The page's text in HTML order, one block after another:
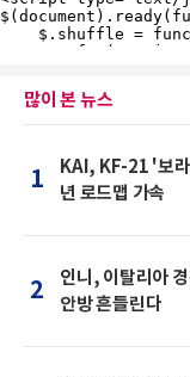
많이 본 뉴스
1
KAI, KF-21 '보
년 로드맵 가속
2
인니, 이탈리아
안방 흔들린다